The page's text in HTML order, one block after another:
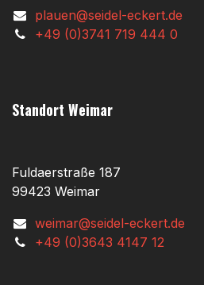
plauen@seidel-eckert.de
+49 (0)3741 719 444 0
Standort Weimar
Fuldaerstraße 187
99423 Weimar
weimar@seidel-eckert.de
+49 (0)3643 4147 12